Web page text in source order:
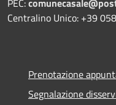
Centralino Unico: +39
Prenotazione
Segnalazione